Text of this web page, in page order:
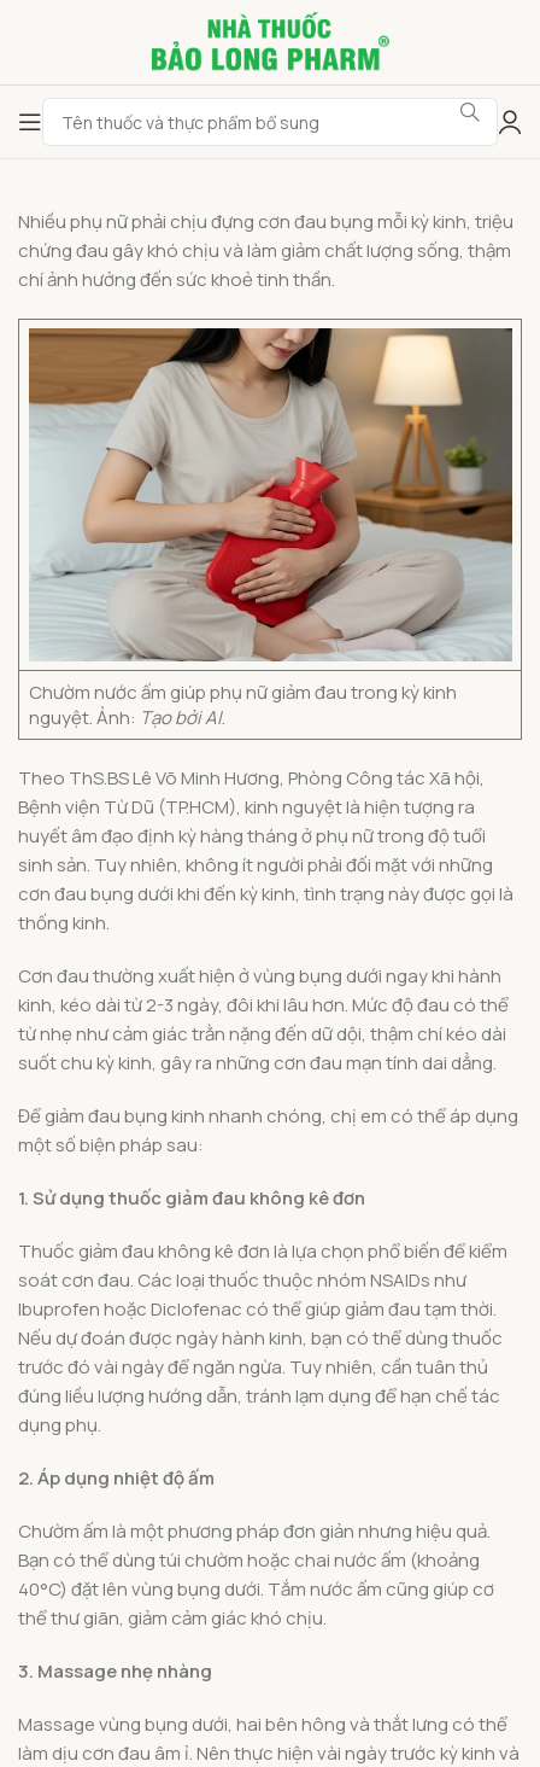
Nhiều phụ nữ phải chịu đựng cơn đau bụng mỗi kỳ kinh, triệu
chứng đau gây khó chịu và làm giảm chất lượng sống, thậm
chí ảnh hưởng đến sức khoẻ tinh thần.
Chườm nước ấm giúp phụ nữ giảm đau trong kỳ kinh
nguyệt. Ảnh: Tạo bởi AI.
Theo ThS.BS Lê Võ Minh Hương, Phòng Công tác Xã hội,
Bệnh viện Từ Dũ (TP.HCM), kinh nguyệt là hiện tượng ra
huyết âm đạo định kỳ hàng tháng ở phụ nữ trong độ tuổi
sinh sản. Tuy nhiên, không ít người phải đối mặt với những
cơn đau bụng dưới khi đến kỳ kinh, tình trạng này được gọi là
thống kinh.
Cơn đau thường xuất hiện ở vùng bụng dưới ngay khi hành
kinh, kéo dài từ 2-3 ngày, đôi khi lâu hơn. Mức độ đau có thể
từ nhẹ như cảm giác trằn nặng đến dữ dội, thậm chí kéo dài
suốt chu kỳ kinh, gây ra những cơn đau mạn tính dai dẳng.
Để giảm đau bụng kinh nhanh chóng, chị em có thể áp dụng
một số biện pháp sau:
1. Sử dụng thuốc giảm đau không kê đơn
Thuốc giảm đau không kê đơn là lựa chọn phổ biến để kiểm
soát cơn đau. Các loại thuốc thuộc nhóm NSAIDs như
Ibuprofen hoặc Diclofenac có thể giúp giảm đau tạm thời.
Nếu dự đoán được ngày hành kinh, bạn có thể dùng thuốc
trước đó vài ngày để ngăn ngừa. Tuy nhiên, cần tuân thủ
đúng liều lượng hướng dẫn, tránh lạm dụng để hạn chế tác
dụng phụ.
2. Áp dụng nhiệt độ ấm
Chườm ấm là một phương pháp đơn giản nhưng hiệu quả.
Bạn có thể dùng túi chườm hoặc chai nước ấm (khoảng
40°C) đặt lên vùng bụng dưới. Tắm nước ấm cũng giúp cơ
thể thư giãn, giảm cảm giác khó chịu.
3. Massage nhẹ nhàng
Massage vùng bụng dưới, hai bên hông và thắt lưng có thể
làm dịu cơn đau âm ỉ. Nên thực hiện vài ngày trước kỳ kinh và